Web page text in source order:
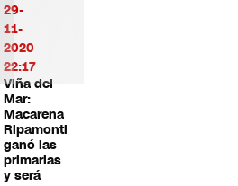
29-
11-
2020
22:17
Viña del
Mar:
Macarena
Ripamonti
ganó las
primarias
y será